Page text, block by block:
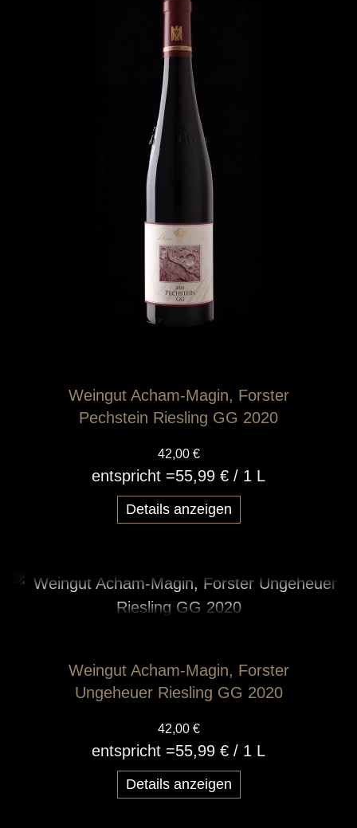
Weingut Acham-Magin, Forster
Pechstein Riesling GG 2020
42,00 €
entspricht =55,99 € / 1 L
Details anzeigen
Weingut Acham-Magin, Forster
Ungeheuer Riesling GG 2020
42,00 €
entspricht =55,99 € / 1 L
Details anzeigen